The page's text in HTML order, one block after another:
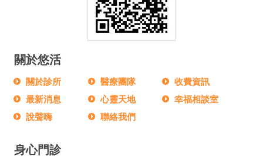
關於悠活
關於診所 醫療團隊
收費資訊
最新消息
心靈天地
幸福相談室
說聲嗨
聯絡我們
身心門診